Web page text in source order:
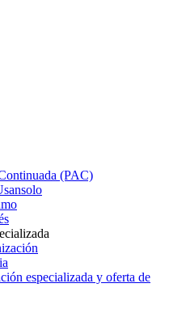
(PAC)
especializada y oferta de